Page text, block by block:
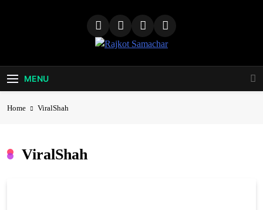
Rajkot
Samachar
MENU
Home ViralShah
ViralShah